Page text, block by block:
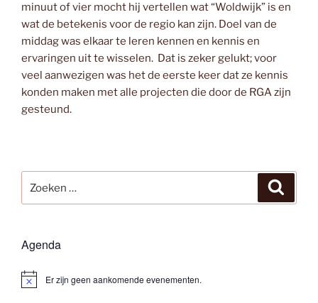
minuut of vier mocht hij vertellen wat “Woldwijk” is en
wat de betekenis voor de regio kan zijn. Doel van de
middag was elkaar te leren kennen en kennis en
ervaringen uit te wisselen. Dat is zeker gelukt; voor
veel aanwezigen was het de eerste keer dat ze kennis
konden maken met alle projecten die door de RGA zijn
gesteund.
naar:
Agenda
Er zijn geen aankomende evenementen.